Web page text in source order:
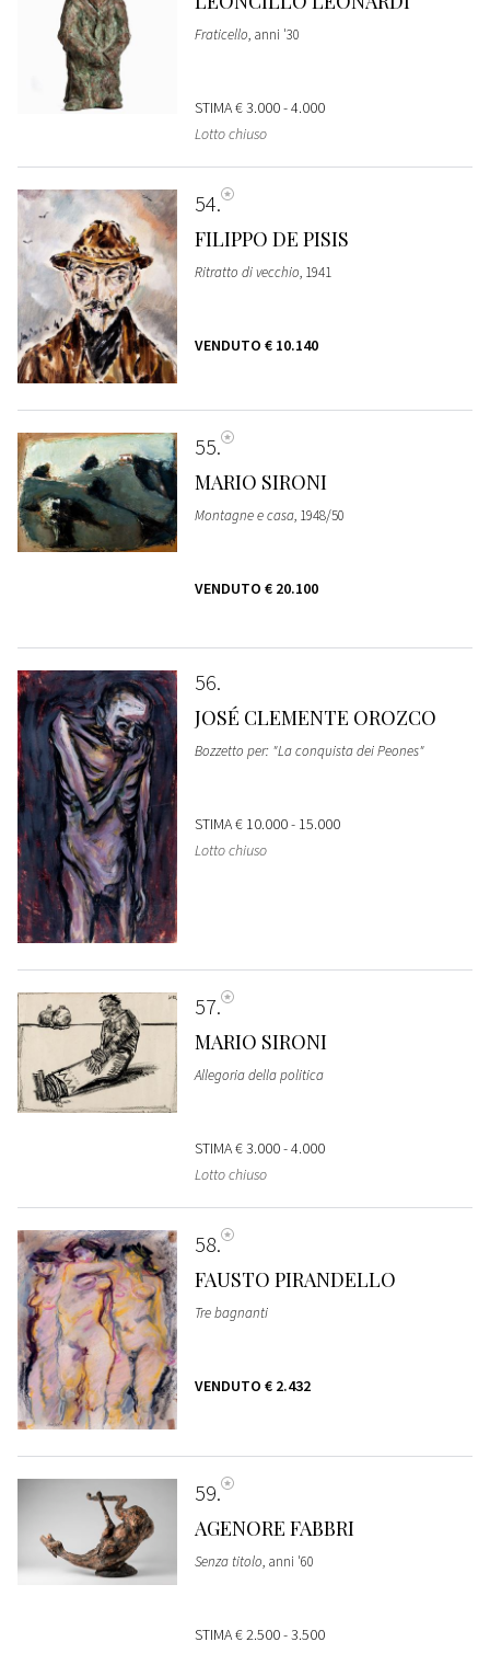
Fraticello, anni '30
STIMA€ 3.000 - 4.000
Lotto chiuso
54
FILIPPO DE PISIS
Ritratto di vecchio, 1941
VENDUTO € 10.140
55
MARIO SIRONI
Montagne e casa, 1948/50
VENDUTO € 20.100
56
JOSÉ CLEMENTE OROZCO
Bozzetto per: "La conquista dei Peones"
STIMA€ 10.000 - 15.000
Lotto chiuso
57
MARIO SIRONI
Allegoria della politica
STIMA€ 3.000 - 4.000
Lotto chiuso
58
FAUSTO PIRANDELLO
Tre bagnanti
VENDUTO € 2.432
59
AGENORE FABBRI
Senza titolo, anni '60
STIMA€ 2.500 - 3.500